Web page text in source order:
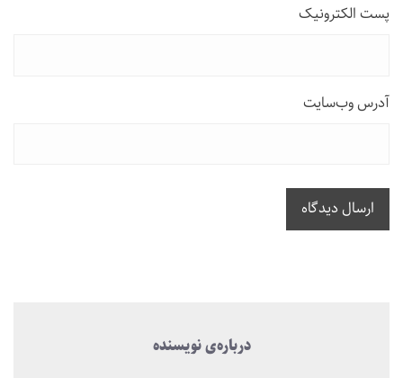
پست الکترونیک
آدرس وب‌سایت
ارسال دیدگاه
درباره‌ی نویسنده